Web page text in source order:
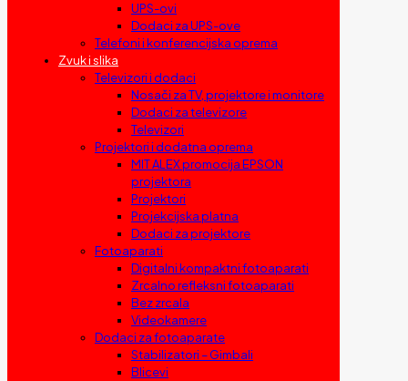
UPS-ovi
Dodaci za UPS-ove
Telefoni i konferencijska oprema
Zvuk i slika
Televizori i dodaci
Nosači za TV, projektore i monitore
Dodaci za televizore
Televizori
Projektori i dodatna oprema
MIT ALEX promocija EPSON
projektora
Projektori
Projekcijska platna
Dodaci za projektore
Fotoaparati
Digitalni kompaktni fotoaparati
Zrcalno refleksni fotoaparati
Bez zrcala
Videokamere
Dodaci za fotoaparate
Stabilizatori – Gimbali
Blicevi